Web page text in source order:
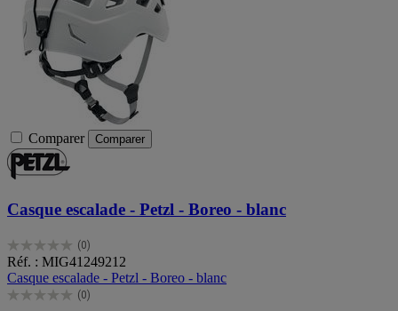
Comparer Comparer
Casque escalade - Petzl - Boreo - blanc
(0)
0.0
sur
5
étoiles.
Réf. : MIG41249212
Casque escalade - Petzl - Boreo - blanc
(0)
0.0